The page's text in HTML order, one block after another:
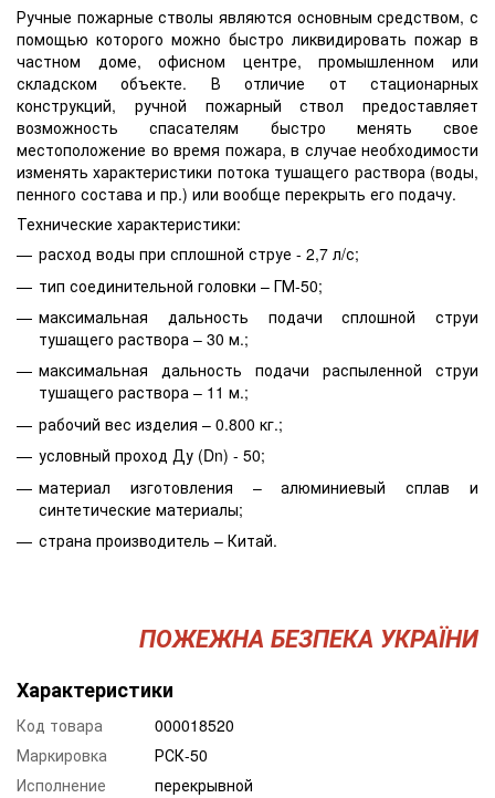
Ручные пожарные стволы являются основным средством, с
помощью которого можно быстро ликвидировать пожар в
частном доме, офисном центре, промышленном или
складском объекте. В отличие от стационарных
конструкций, ручной пожарный ствол предоставляет
возможность спасателям быстро менять свое
местоположение во время пожара, в случае необходимости
изменять характеристики потока тушащего раствора (воды,
пенного состава и пр.) или вообще перекрыть его подачу.
Технические характеристики:
расход воды при сплошной струе - 2,7 л/с;
тип соединительной головки – ГМ-50;
максимальная дальность подачи сплошной струи
тушащего раствора – 30 м.;
максимальная дальность подачи распыленной струи
тушащего раствора – 11 м.;
рабочий вес изделия – 0.800 кг.;
условный проход Ду (Dn) - 50;
материал изготовления – алюминиевый сплав и
синтетические материалы;
страна производитель – Китай.
ПОЖЕЖНА БЕЗПЕКА УКРАЇНИ
Характеристики
Код товара
000018520
Маркировка
РСК-50
Исполнение
перекрывной